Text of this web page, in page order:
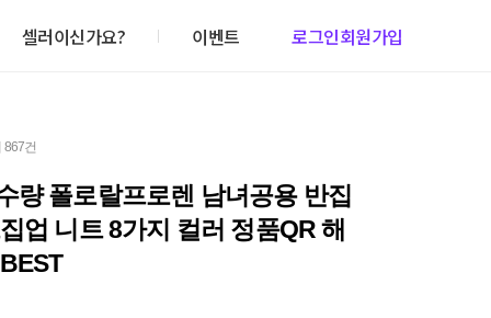
셀러이신가요? 이벤트 로그인회원가입
867건
량 폴로랄프로렌 남녀공용 반집
업 니트 8가지 컬러 정품QR 해